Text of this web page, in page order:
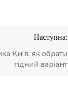
Наступна:
Київ: як обрати
гідний варіант